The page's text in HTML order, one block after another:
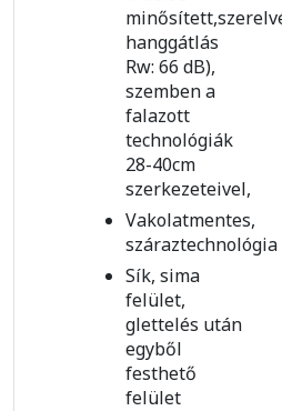
hanggátlás
Rw: 66 dB),
szemben a
falazott
technológiák
28-40cm
szerkezeteivel,
Vakolatmentes,
száraztechnológia
Sík, sima
felület,
glettelés után
egyből
festhető
felület